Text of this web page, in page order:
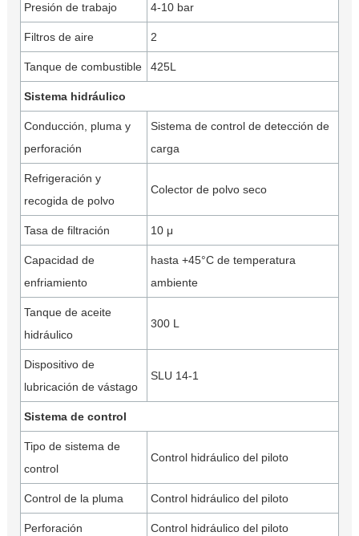
Presión de trabajo 4-10 bar
Filtros de aire 2
Tanque de combustible 425L
Sistema hidráulico
Conducción, pluma y
perforación
Sistema de control de detección de
carga
Refrigeración y
recogida de polvo
Colector de polvo seco
Tasa de filtración 10 μ
Capacidad de
enfriamiento
hasta +45°C de temperatura
ambiente
Tanque de aceite
hidráulico
300 L
Dispositivo de
lubricación de vástago
SLU 14-1
Sistema de control
Tipo de sistema de
control
Control hidráulico del piloto
Control de la pluma Control hidráulico del piloto
Perforación Control hidráulico del piloto